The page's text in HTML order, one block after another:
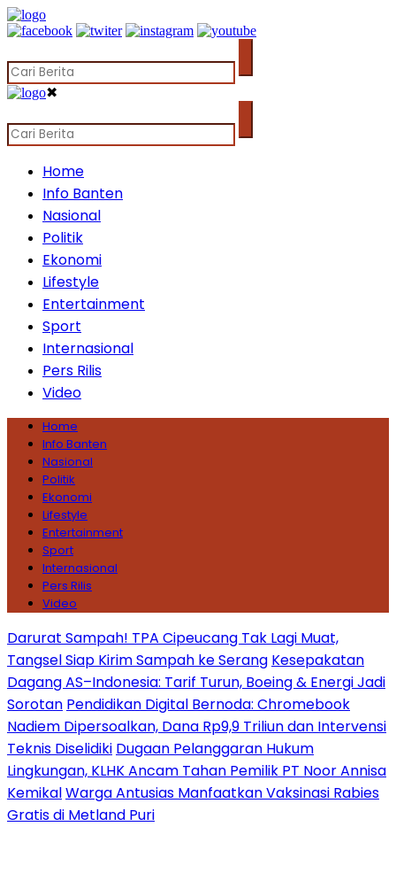
✖
Home
Info Banten
Nasional
Politik
Ekonomi
Lifestyle
Entertainment
Sport
Internasional
Pers Rilis
Video
Home
Info Banten
Nasional
Politik
Ekonomi
Lifestyle
Entertainment
Sport
Internasional
Pers Rilis
Video
Darurat Sampah! TPA Cipeucang Tak Lagi Muat,
Tangsel Siap Kirim Sampah ke Serang Kesepakatan
Dagang AS–Indonesia: Tarif Turun, Boeing & Energi Jadi
Sorotan Pendidikan Digital Bernoda: Chromebook
Nadiem Dipersoalkan, Dana Rp9,9 Triliun dan Intervensi
Teknis Diselidiki Dugaan Pelanggaran Hukum
Lingkungan, KLHK Ancam Tahan Pemilik PT Noor Annisa
KemikalWarga Antusias Manfaatkan Vaksinasi Rabies
Gratis di Metland Puri